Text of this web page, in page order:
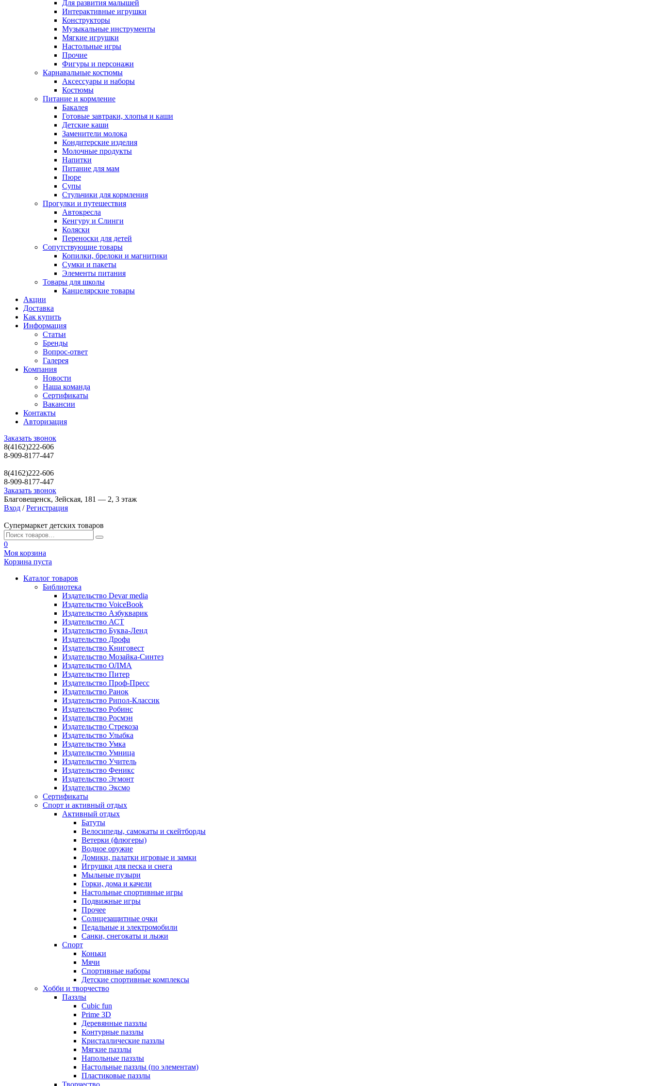
Для развития малышей
Интерактивные игрушки
Конструкторы
Музыкальные инструменты
Мягкие игрушки
Настольные игры
Прочие
Фигуры и персонажи
Карнавальные костюмы
Аксессуары и наборы
Костюмы
Питание и кормление
Бакалея
Готовые завтраки, хлопья и каши
Детские каши
Заменители молока
Кондитерские изделия
Молочные продукты
Напитки
Питание для мам
Пюре
Супы
Стульчики для кормления
Прогулки и путешествия
Автокресла
Кенгуру и Слинги
Коляски
Переноски для детей
Сопутствующие товары
Копилки, брелоки и магнитики
Сумки и пакеты
Элементы питания
Товары для школы
Канцелярские товары
Акции
Доставка
Как купить
Информация
Статьи
Бренды
Вопрос-ответ
Галерея
Компания
Новости
Наша команда
Сертификаты
Вакансии
Контакты
Авторизация
Заказать звонок
8(4162)222-606
8-909-8177-447
8(4162)222-606
8-909-8177-447
Заказать звонок
Благовещенск, Зейская, 181 — 2, 3 этаж
Вход / Регистрация
Супермаркет детских товаров
0
Моя корзина
Корзина пуста
Каталог товаров
Библиотека
Издательство Devar media
Издательство VoiceBook
Издательство Азбукварик
Издательство АСТ
Издательство Буква-Ленд
Издательство Дрофа
Издательство Книговест
Издательство Мозайка-Синтез
Издательство ОЛМА
Издательство Питер
Издательство Проф-Пресс
Издательство Ранок
Издательство Рипол-Классик
Издательство Робинс
Издательство Росмэн
Издательство Стрекоза
Издательство Улыбка
Издательство Умка
Издательство Умница
Издательство Учитель
Издательство Феникс
Издательство Эгмонт
Издательство Эксмо
Сертификаты
Спорт и активный отдых
Активный отдых
Батуты
Велосипеды, самокаты и скейтборды
Ветерки (флюгеры)
Водное оружие
Домики, палатки игровые и замки
Игрушки для песка и снега
Мыльные пузыри
Горки, дома и качели
Настольные спортивные игры
Подвижные игры
Прочее
Солнцезащитные очки
Педальные и электромобили
Санки, снегокаты и лыжи
Спорт
Коньки
Мячи
Спортивные наборы
Детские спортивные комплексы
Хобби и творчество
Паззлы
Cubic fun
Prime 3D
Деревянные паззлы
Контурные паззлы
Кристаллические паззлы
Мягкие паззлы
Напольные паззлы
Настольные паззлы (по элементам)
Пластиковые паззлы
Творчество